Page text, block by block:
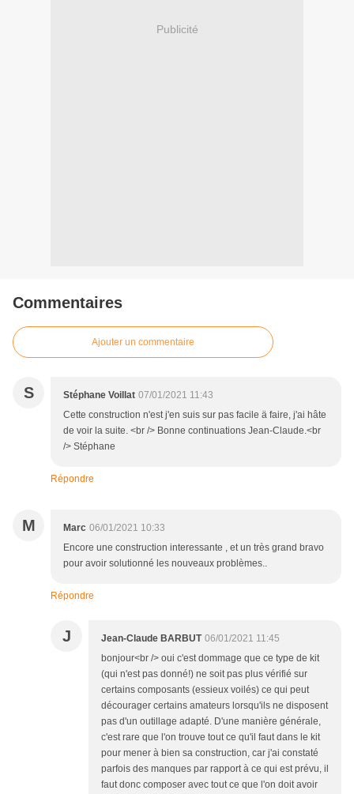
Publicité
Commentaires
Ajouter un commentaire
S Stéphane Voillat 07/01/2021 11:43
Cette construction n'est j'en suis sur pas facile ä faire, j'ai hâte
de voir la suite. <br /> Bonne continuations Jean-Claude.<br
/> Stéphane
Répondre
M Marc 06/01/2021 10:33
Encore une construction interessante , et un très grand bravo
pour avoir solutionné les nouveaux problèmes..
Répondre
J Jean-Claude BARBUT 06/01/2021 11:45
bonjour<br /> oui c'est dommage que ce type de kit
(qui n'est pas donné!) ne soit pas plus vérifié sur
certains composants (essieux voilés) ce qui peut
décourager certains amateurs lorsqu'ils ne disposent
pas d'un outillage adapté. D'une manière générale,
c'est rare que l'on trouve tout ce qu'il faut dans le kit
pour mener à bien sa construction, car j'ai constaté
parfois des manques par rapport à ce qui est prévu, il
faut donc composer avec tout ce que l'on doit avoir